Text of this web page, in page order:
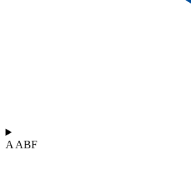
A ABF